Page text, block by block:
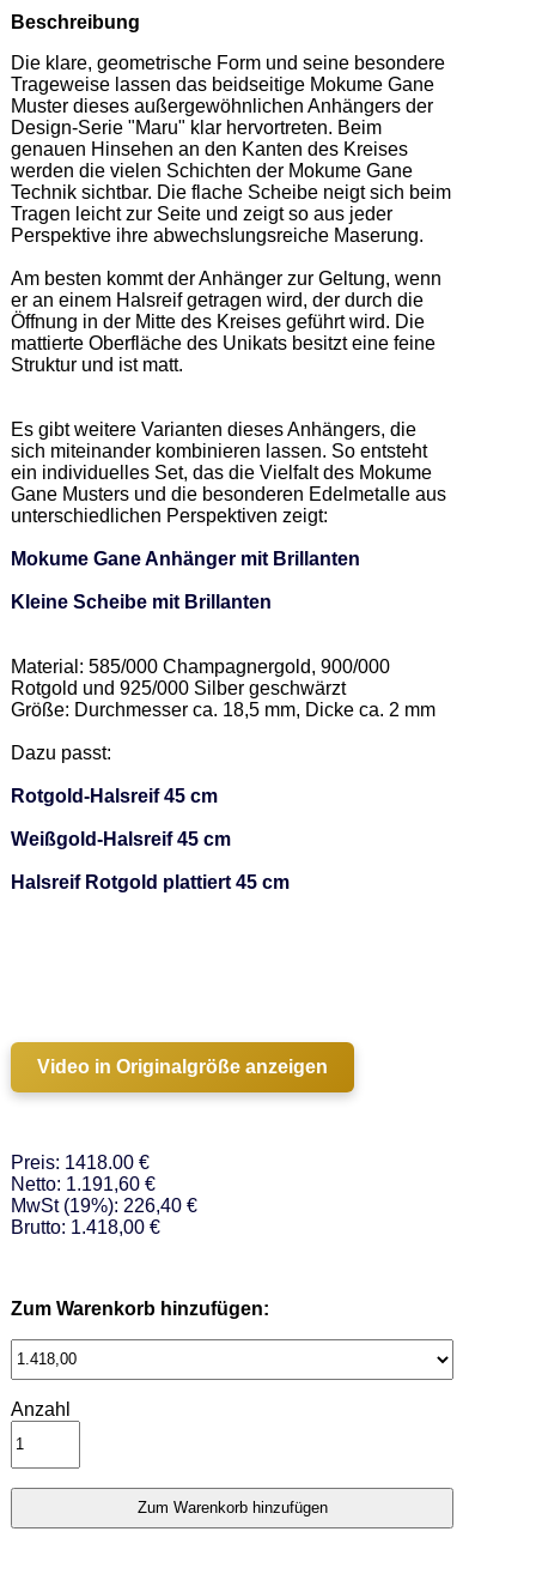
Beschreibung
Die klare, geometrische Form und seine besondere
Trageweise lassen das beidseitige Mokume Gane
Muster dieses außergewöhnlichen Anhängers der
Design-Serie "Maru" klar hervortreten. Beim
genauen Hinsehen an den Kanten des Kreises
werden die vielen Schichten der Mokume Gane
Technik sichtbar. Die flache Scheibe neigt sich beim
Tragen leicht zur Seite und zeigt so aus jeder
Perspektive ihre abwechslungsreiche Maserung.
Am besten kommt der Anhänger zur Geltung, wenn
er an einem Halsreif getragen wird, der durch die
Öffnung in der Mitte des Kreises geführt wird. Die
mattierte Oberfläche des Unikats besitzt eine feine
Struktur und ist matt.
Es gibt weitere Varianten dieses Anhängers, die
sich miteinander kombinieren lassen. So entsteht
ein individuelles Set, das die Vielfalt des Mokume
Gane Musters und die besonderen Edelmetalle aus
unterschiedlichen Perspektiven zeigt:
Mokume Gane Anhänger mit Brillanten
Kleine Scheibe mit Brillanten
Material: 585/000 Champagnergold, 900/000
Rotgold und 925/000 Silber geschwärzt
Größe: Durchmesser ca. 18,5 mm, Dicke ca. 2 mm
Dazu passt:
Rotgold-Halsreif 45 cm
Weißgold-Halsreif 45 cm
Halsreif Rotgold plattiert 45 cm
Video in Originalgröße anzeigen
Preis: 1418.00 €
Netto: 1.191,60 €
MwSt (19%): 226,40 €
Brutto: 1.418,00 €
Zum Warenkorb hinzufügen:
Anzahl